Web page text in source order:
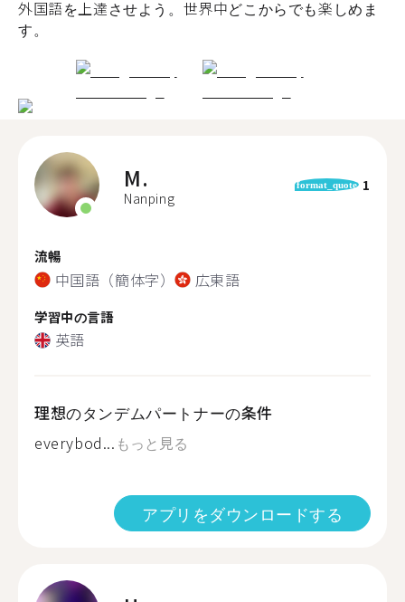
外国語を上達させよう。世界中どこからでも楽しめま
す。
M.
Nanping
format_quote 1
流暢
中国語（簡体字） 広東語
学習中の言語
英語
理想のタンデムパートナーの条件
everybod... もっと見る
アプリをダウンロードする